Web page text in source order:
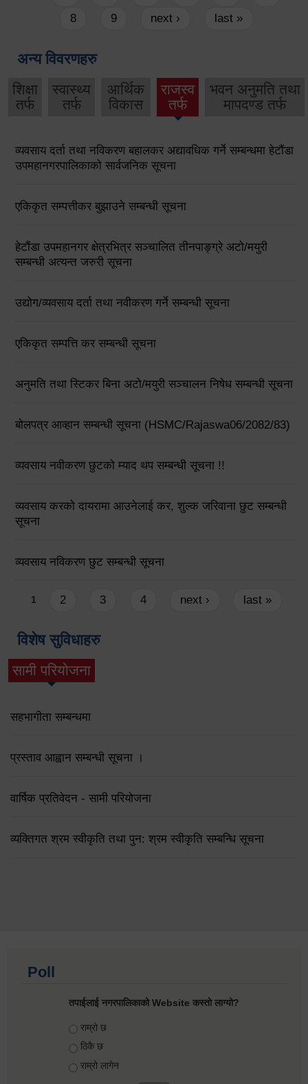
8
9 next › last »
अन्य विवरणहरु
शिक्षा
तर्फ
स्वास्थ्य
तर्फ
आर्थिक
विकास
राजस्व
तर्फ
भवन अनुमति तथा
मापदण्ड तर्फ
व्यवसाय दर्ता तथा नविकरण बहालकर अद्यावधिक गर्ने सम्बन्धमा हेटौंडा
उपमहानगरपालिकाको सार्वजनिक सूचना
एकिकृत सम्पत्तीकर बुझाउने सम्बन्धी सूचना
हेटौंडा उपमहानगर क्षेत्रभित्र सञ्चालित तीनपाङ्ग्रे अटो/मयुरी
सम्बन्धी अत्यन्त जरुरी सूचना
उद्योग/व्यवसाय दर्ता तथा नवीकरण गर्ने सम्बन्धी सूचना
एकिकृत सम्पत्ति कर सम्बन्धी सूचना
अनुमति तथा स्टिकर बिना अटो/मयुरी सञ्चालन निषेध सम्बन्धी सूचना
बोलपत्र आव्हान सम्बन्धी सूचना (HSMC/Rajaswa06/2082/83)
व्यवसाय नवीकरण छुटको म्याद थप सम्बन्धी सूचना !!
व्यवसाय करको दायरामा आउनेलाई कर, शुल्क जरिवाना छुट सम्बन्धी
सूचना
व्यवसाय नविकरण छुट सम्बन्धी सूचना
Pages
1 2 3 4 next › last »
विशेष सुविधाहरु
सामी परियोजना
(active tab)
सहभागीता सम्बन्धमा
प्रस्ताव आह्वान सम्बन्धी सूचना ।
वार्षिक प्रतिवेदन - सामी परियोजना
व्यक्तिगत श्रम स्वीकृति तथा पुन: श्रम स्वीकृति सम्बन्धि सूचना
Poll
तपाईलाई नगरपालिकाको Website कस्तो लाग्यो?
Choices
राम्रो छ
ठिकै छ
राम्रो लागेन